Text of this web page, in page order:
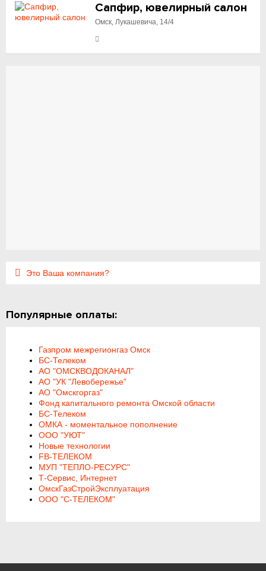
Сапфир, ювелирный салон
Омск, Лукашевича, 14/4
Это Ваша компания?
Популярные оплаты:
Газпром межрегионгаз Омск
БС-Телеком
АО "ОМСКВОДОКАНАЛ"
АО "УК "Левобережье"
АО "Омскгоргаз"
Фонд капитального ремонта Омской области
БС-Телеком
ОМКА - моментальное пополнение
ООО "УЮТ"
Новые технологии
FB-ТЕЛЕКОМ
МУП "ТЕПЛО-РЕСУРС"
Т-Сервис, Интернет
ОмскГазСтройЭксплуатация
ООО "С-ТЕЛЕКОМ"